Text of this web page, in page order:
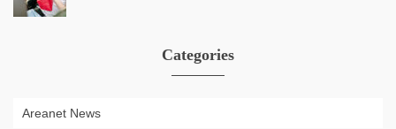
Categories
Areanet News